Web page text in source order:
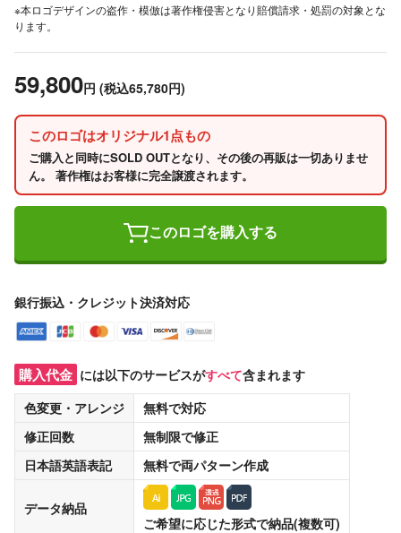
※本ロゴデザインの盗作・模倣は著作権侵害となり賠償請求・処罰の対象とな
ります。
59,800円 (税込65,780円)
このロゴはオリジナル1点もの
ご購入と同時にSOLD OUTとなり、その後の再販は一切ありませ
ん。 著作権はお客様に完全譲渡されます。
このロゴを購入する
銀行振込・クレジット決済対応
購入代金 には以下のサービスがすべて含まれます
色変更・アレンジ
無料で対応
修正回数
無制限で修正
日本語英語表記
無料で両パターン作成
データ納品
ご希望に応じた形式で納品(複数可)